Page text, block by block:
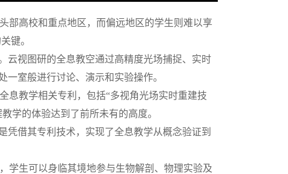
部高校和重点地区，而偏远地区的学生则难以享
键。
云视图研的全息教空通过高精度光场捕捉、实时
室般进行讨论、演示和实验操作。
息教学相关专利，包括“多视角光场实时重建技
学的体验达到了前所未有的高度。
凭借其专利技术，实现了全息教学从概念验证到
学生可以身临其境地参与生物解剖、物理实验及